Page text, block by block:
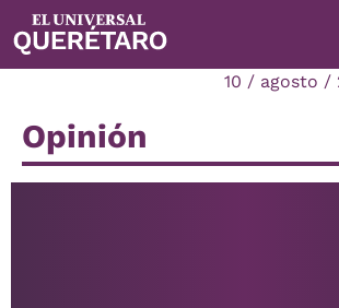
10 / agosto /
Opinión